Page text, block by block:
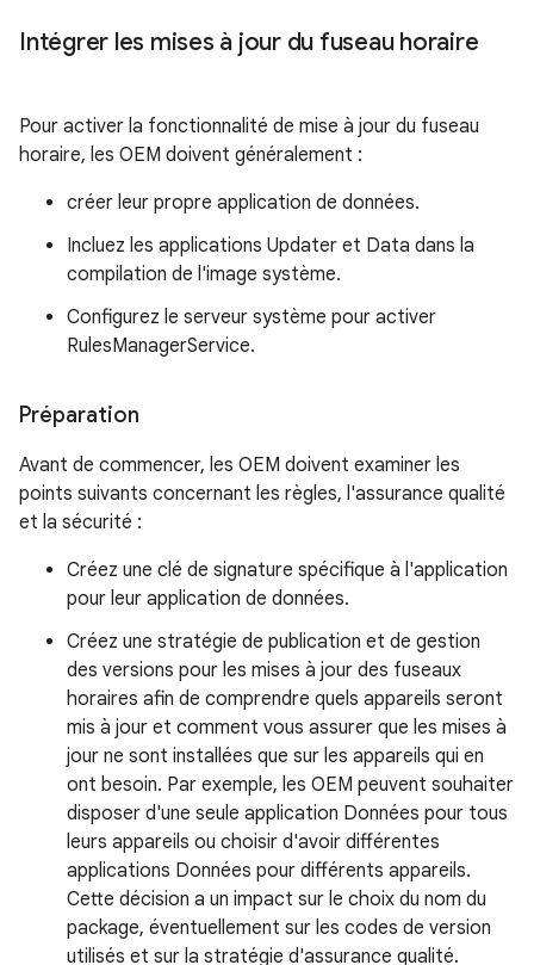
Intégrer les mises à jour du fuseau horaire
Pour activer la fonctionnalité de mise à jour du fuseau
horaire, les OEM doivent généralement :
créer leur propre application de données.
Incluez les applications Updater et Data dans la
compilation de l'image système.
Configurez le serveur système pour activer
RulesManagerService.
Préparation
Avant de commencer, les OEM doivent examiner les
points suivants concernant les règles, l'assurance qualité
et la sécurité :
Créez une clé de signature spécifique à l'application
pour leur application de données.
Créez une stratégie de publication et de gestion
des versions pour les mises à jour des fuseaux
horaires afin de comprendre quels appareils seront
mis à jour et comment vous assurer que les mises à
jour ne sont installées que sur les appareils qui en
ont besoin. Par exemple, les OEM peuvent souhaiter
disposer d'une seule application Données pour tous
leurs appareils ou choisir d'avoir différentes
applications Données pour différents appareils.
Cette décision a un impact sur le choix du nom du
package, éventuellement sur les codes de version
utilisés et sur la stratégie d'assurance qualité.